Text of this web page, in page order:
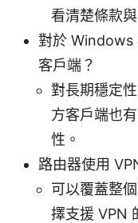
看清楚條款
對於 Windows
客戶端？
對長期穩定
方客戶端也
性。
路由器使用
可以覆蓋整
擇支援 VPN